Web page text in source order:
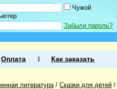
Чужой
Забыли пароль?
Оплата Как заказать
литература/ Сказки для детей /